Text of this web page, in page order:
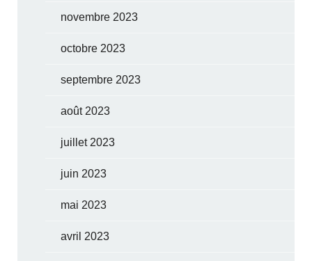
novembre 2023
octobre 2023
septembre 2023
août 2023
juillet 2023
juin 2023
mai 2023
avril 2023